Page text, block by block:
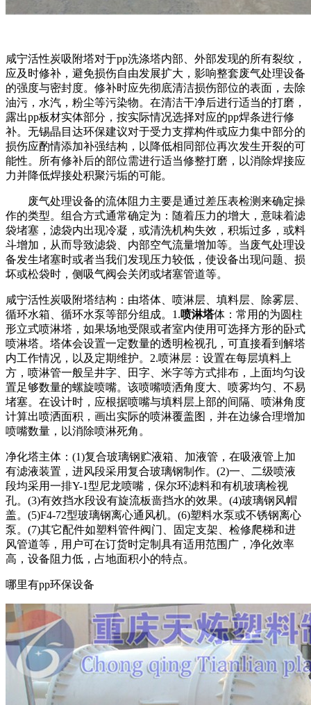
咸宁活性炭吸附塔对于pp洗涤塔内部、外部发现的所有裂纹，
应及时修补，避免损伤自由发展扩大，影响整套废气处理设备
的强度与密封度。修补时应先彻底清洁损伤部位的表面，去除
油污，水汽，粉尘等污染物。在清洁干净后进行适当的打磨，
露出pp板材实体部分，按实际情况选择对应的pp焊条进行修
补。无锡晶目达环保建议对于受力支撑构件或应力集中部分的
损伤应酌情添加补强结构，以降低相同部位再次发生开裂的可
能性。所有修补后的部位需进行适当修整打磨，以消除焊接应
力并降低焊接处积聚污垢的可能。
废气处理设备的流体阻力主要是通过差压表检测来确定操
作的类型。组合方式通常确定为：随着压力的增大，意味着滤
袋堵塞，滤袋内出现冷凝，或清洗机构失效，积垢过多，或料
斗增加，从而导致滤袋、内部空气流量增加等。当废气处理设
备发生堵塞时或者当我们发现压力较低，使设备出现问题、损
坏或松袋时，侧吸气阀会关闭或堵塞管道等。
咸宁活性炭吸附塔结构：由塔体、喷淋层、填料层、除雾层、
循环水箱、循环水泵等部分组成。1.喷淋塔体：常用的为圆柱
形立式喷淋塔，如果场地受限或者室内使用可选择方形的卧式
喷淋塔。塔体会设置一定数量的透明检视孔，可直接看到解塔
内工作情况，以及定期维护。2.喷淋层：设置在每层填料上
方，喷淋管一般呈井字、田字、米字等方式排布，上面均匀设
置足够数量的螺旋喷嘴。该喷嘴喷洒角度大、喷雾均匀、不易
堵塞。在设计时，应根据喷嘴与填料层上部的间隔、喷淋角度
计算出喷洒面积，画出实际的喷淋覆盖图，并在边缘合理增加
喷嘴数量，以消除喷淋死角。
净化塔主体：(1)复合玻璃钢贮液箱、加液管，在吸液管上加
有滤液装置，进风段采用复合玻璃钢制作。(2)一、二级喷液
段均采用一排Y-1型尼龙喷嘴，保尔环滤料和有机玻璃检视
孔。(3)有效挡水段设有旋流板啬挡水的效果。(4)玻璃钢风帽
盖。(5)F4-72型玻璃钢离心通风机。(6)塑料水泵或不锈钢离心
泵。(7)其它配件如塑料管件阀门、固定支架、检修爬梯和进
风管道等，用户可在订货时定制具有适用范围广，净化效率
高，设备阻力低，占地面积小的特点。
哪里有pp环保设备